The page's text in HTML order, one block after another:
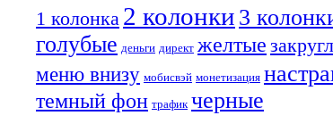
1 колонка 2 колонки 3
голубые деньги директ желтые
меню внизу мобисвэй монетизация
темный фон трафик черные